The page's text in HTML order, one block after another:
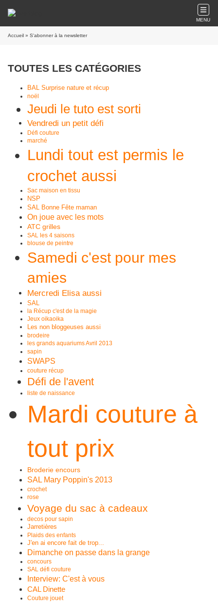
MENU
Accueil » S'abonner à la newsletter
TOUTES LES CATÉGORIES
BAL Surprise nature et récup
noël
Jeudi le tuto est sorti
Vendredi un petit défi
Défi couture
marché
Lundi tout est permis le
crochet aussi
Sac maison en tissu
NSP
SAL Bonne Fête maman
On joue avec les mots
ATC grilles
SAL les 4 saisons
blouse de peintre
Samedi c'est pour mes
amies
Mercredi Elisa aussi
SAL
la Récup c'est de la magie
Jeux oikaoika
Les non bloggeuses aussi
brodeire
les grands aquariums Avril 2013
sapin
SWAPS
couture récup
Défi de l'avent
liste de naissance
Mardi couture à
tout prix
Broderie encours
SAL Mary Poppin's 2013
crochet
rose
Voyage du sac à cadeaux
decos pour sapin
Jarretières
Plaids des enfants
J'en ai encore fait de trop...
Dimanche on passe dans la grange
concours
SAL défi couture
Interview: C'est à vous
CAL Dinette
Couture jouet